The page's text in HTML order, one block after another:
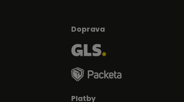
Doprava
Platby